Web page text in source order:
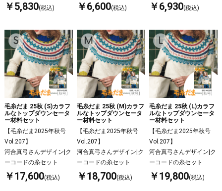
￥5,830(税込) ￥6,600(税込) ￥6,930(税込)
毛糸だま 25秋 (S)カラフ
ルなトップダウンセータ
ー材料セット
【毛糸だま2025年秋号
Vol.207】
河合真弓さんデザイン|ク
ーコードの糸セット
￥17,600(税込)
毛糸だま 25秋 (M)カラフ
ルなトップダウンセータ
ー材料セット
【毛糸だま2025年秋号
Vol.207】
河合真弓さんデザイン|ク
ーコードの糸セット
￥18,700(税込)
毛糸だま 25秋 (L)カラフ
ルなトップダウンセータ
ー材料セット
【毛糸だま2025年秋号
Vol.207】
河合真弓さんデザイン|ク
ーコードの糸セット
￥19,800(税込)